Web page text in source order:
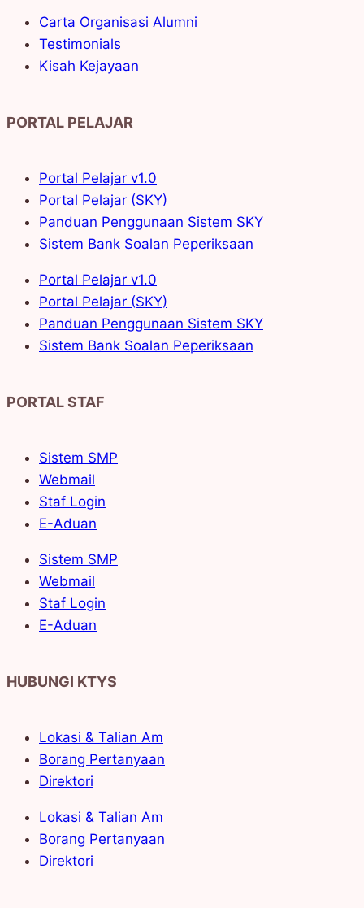
Carta Organisasi Alumni
Testimonials
Kisah Kejayaan
PORTAL PELAJAR
Portal Pelajar v1.0
Portal Pelajar (SKY)
Panduan Penggunaan Sistem SKY
Sistem Bank Soalan Peperiksaan
Portal Pelajar v1.0
Portal Pelajar (SKY)
Panduan Penggunaan Sistem SKY
Sistem Bank Soalan Peperiksaan
PORTAL STAF
Sistem SMP
Webmail
Staf Login
E-Aduan
Sistem SMP
Webmail
Staf Login
E-Aduan
HUBUNGI KTYS
Lokasi & Talian Am
Borang Pertanyaan
Direktori
Lokasi & Talian Am
Borang Pertanyaan
Direktori